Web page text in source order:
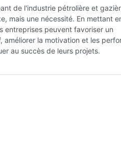
de l'industrie pétrolière et
mais une nécessité. En mettant
entreprises peuvent favoriser un
la motivation et les
au succès de leurs projets.